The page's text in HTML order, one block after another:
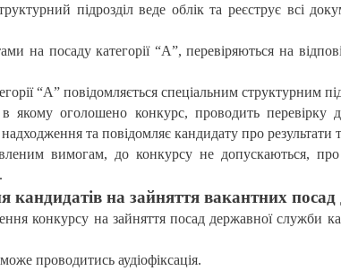
підрозділ веде облік та реєструє всі
на посаду категорії “А”, перевіряються на
“А” повідомляється спеціальним структурним
оголошено конкурс, проводить перевірку
та повідомляє кандидату про результати
вимогам, до конкурсу не допускаються,
кандидатів на зайняття вакантних
конкурсу на зайняття посад державної служби
проводитись аудіофіксація.